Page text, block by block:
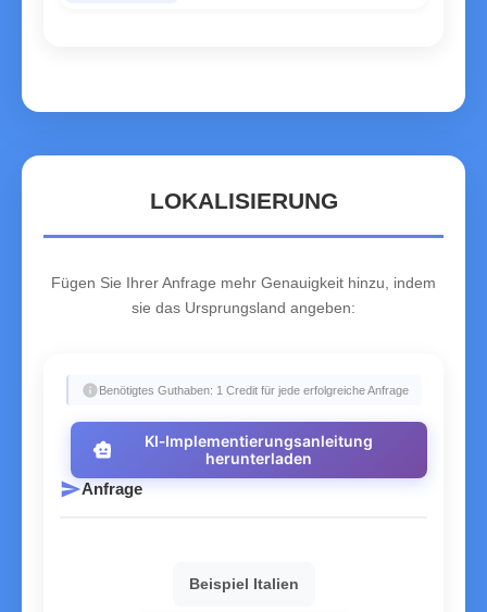
LOKALISIERUNG
Fügen Sie Ihrer Anfrage mehr Genauigkeit hinzu, indem
sie das Ursprungsland angeben:
infoBenötigtes Guthaben: 1 Credit für jede erfolgreiche Anfrage
smart_toy
KI‑Implementierungsanleitung
herunterladen
sendAnfrage
Beispiel Italien